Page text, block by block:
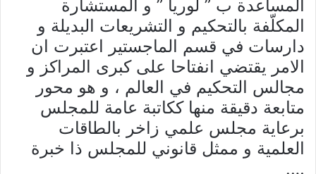
المساعدة ب ” لوريا ” و المستشارة
المكلّفة بالتحكيم و التشريعات البديلة و
دارسات في قسم الماجستير اعتبرت ان
الامر يقتضي انفتاحا على كبرى المراكز و
مجالس التحكيم في العالم ، و هو محور
متابعة دقيقة منها ككاتبة عامة للمجلس
برعاية مجلس علمي زاخر بالطاقات
العلمية و ممثل قانوني للمجلس ذا خبرة
….